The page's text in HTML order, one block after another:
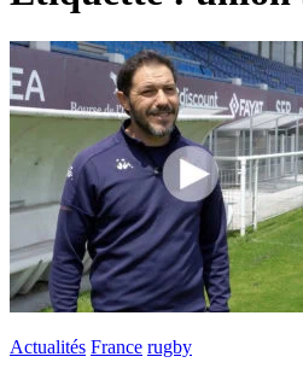
Actualités France rugby